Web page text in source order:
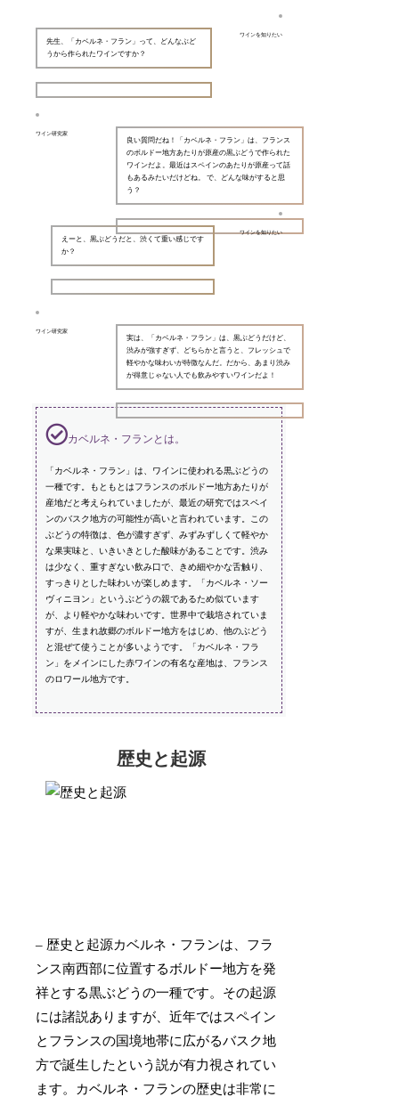
ワインを知りたい
先生、「カベルネ・フラン」って、どんなぶど
うから作られたワインですか？
ワイン研究家
良い質問だね！「カベルネ・フラン」は、フランス
のボルドー地方あたりが原産の黒ぶどうで作られた
ワインだよ。最近はスペインのあたりが原産って話
もあるみたいだけどね。 で、どんな味がすると思
う？
ワインを知りたい
えーと、黒ぶどうだと、渋くて重い感じです
か？
ワイン研究家
実は、「カベルネ・フラン」は、黒ぶどうだけど、
渋みが強すぎず、どちらかと言うと、フレッシュで
軽やかな味わいが特徴なんだ。だから、あまり渋み
が得意じゃない人でも飲みやすいワインだよ！
カベルネ・フランとは。
「カベルネ・フラン」は、ワインに使われる黒ぶどうの
一種です。もともとはフランスのボルドー地方あたりが
産地だと考えられていましたが、最近の研究ではスペイ
ンのバスク地方の可能性が高いと言われています。この
ぶどうの特徴は、色が濃すぎず、みずみずしくて軽やか
な果実味と、いきいきとした酸味があることです。渋み
は少なく、重すぎない飲み口で、きめ細やかな舌触り、
すっきりとした味わいが楽しめます。「カベルネ・ソー
ヴィニヨン」というぶどうの親であるため似ています
が、より軽やかな味わいです。世界中で栽培されていま
すが、生まれ故郷のボルドー地方をはじめ、他のぶどう
と混ぜて使うことが多いようです。「カベルネ・フラ
ン」をメインにした赤ワインの有名な産地は、フランス
のロワール地方です。
歴史と起源
– 歴史と起源カベルネ・フランは、フラ
ンス南西部に位置するボルドー地方を発
祥とする黒ぶどうの一種です。その起源
には諸説ありますが、近年ではスペイン
とフランスの国境地帯に広がるバスク地
方で誕生したという説が有力視されてい
ます。カベルネ・フランの歴史は非常に